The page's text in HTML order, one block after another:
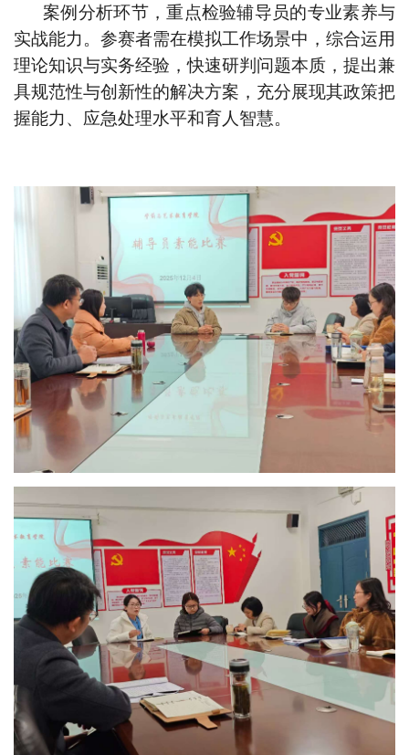
案例分析环节，重点检验辅导员的专业素养与
实战能力。参赛者需在模拟工作场景中，综合运用
理论知识与实务经验，快速研判问题本质，提出兼
具规范性与创新性的解决方案，充分展现其政策把
握能力、应急处理水平和育人智慧。